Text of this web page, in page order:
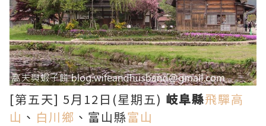
[第五天] 5月12日(星期五) 岐阜縣飛驒高
山 、 白川鄉 、富山縣富山